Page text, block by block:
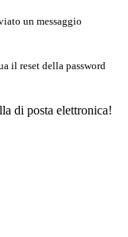
un messaggio
il reset della password
di posta elettronica!